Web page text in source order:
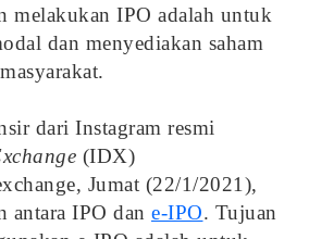
melakukan IPO adalah untuk
dan menyediakan saham
dari Instagram resmi
(IDX)
Jumat (22/1/2021),
antara IPO dan e-IPO. Tujuan